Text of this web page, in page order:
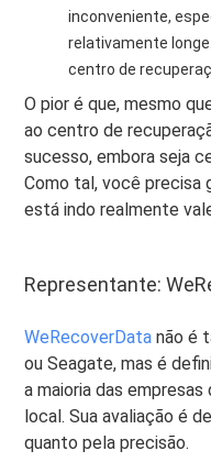
inconveniente,
relativamente
centro de
O pior é que, mesmo
ao centro de
sucesso, embora seja
Como tal, você precisa
está indo realmente
Representante:
WeRecoverData não é
ou Seagate, mas é
a maioria das
local. Sua avaliação é
quanto pela precisão.